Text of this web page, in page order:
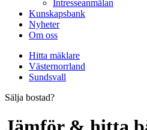
Intresseanmälan
Kunskapsbank
Nyheter
Om oss
Hitta mäklare
Västernorrland
Sundsvall
Sälja bostad?